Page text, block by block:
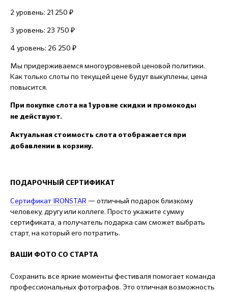
2 уровень: 21 250 ₽
3 уровень: 23 750 ₽
4 уровень: 26 250 ₽
Мы придерживаемся многоуровневой ценовой политики.
Как только слоты по текущей цене будут выкуплены, цена
повысится.
При покупке слота на 1 уровне скидки и промокоды
не действуют.
Актуальная стоимость слота отображается при
добавлении в корзину.
ПОДАРОЧНЫЙ СЕРТИФИКАТ
Сертификат IRONSTAR — отличный подарок близкому
человеку, другу или коллеге. Просто укажите сумму
сертификата, а получатель подарка сам сможет выбрать
старт, на который его потратить.
ВАШИ ФОТО СО СТАРТА
Сохранить все яркие моменты фестиваля помогает команда
профессиональных фотографов. Это отличная возможность